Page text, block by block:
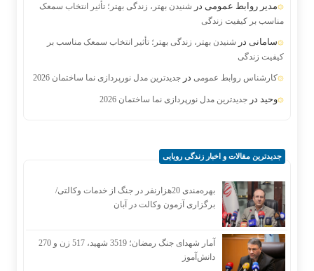
مدیر روابط عمومی در شنیدن بهتر، زندگی بهتر؛ تأثیر انتخاب سمعک
مناسب بر کیفیت زندگی
سامانی در شنیدن بهتر، زندگی بهتر؛ تأثیر انتخاب سمعک مناسب بر
کیفیت زندگی
کارشناس روابط عمومی در جدیدترین مدل نورپردازی نما ساختمان 2026
وحید در جدیدترین مدل نورپردازی نما ساختمان 2026
جدیدترین مقالات و اخبار زندگی رویایی
بهره‌مندی 20هزارنفر در جنگ از خدمات وکالتی/
برگزاری آزمون وکالت در آبان
آمار شهدای جنگ رمضان؛ 3519 شهید، 517 زن و 270
دانش‌آموز